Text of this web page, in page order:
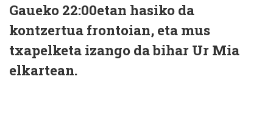
Gaueko 22:00etan hasiko da
kontzertua frontoian, eta mus
txapelketa izango da bihar Ur Mia
elkartean.